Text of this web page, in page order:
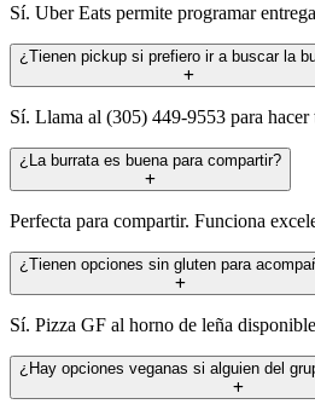
Sí. Uber Eats permite programar
¿Tienen pickup si prefiero ir a buscar la
Sí. Llama al (305) 449-9553 para
¿La burrata es buena para compartir?
Perfecta para compartir. Funciona
¿Tienen opciones sin gluten para
Sí. Pizza GF al horno de leña
¿Hay opciones veganas si alguien del